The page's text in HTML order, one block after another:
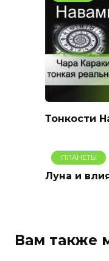
Тонкости
ПЛАНЕТЫ
Луна и
Вам также